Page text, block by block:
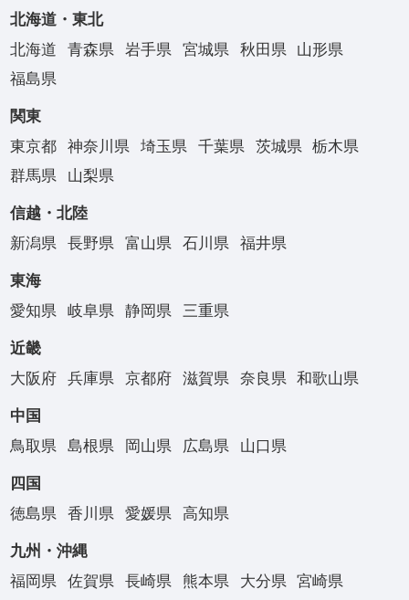
北海道・東北
北海道
青森県 岩手県 宮城県 秋田県
山形県
福島県
関東
東京都
神奈川県 埼玉県 千葉県 茨城県
栃木県
群馬県
山梨県
信越・北陸
新潟県
長野県 富山県 石川県 福井県
東海
愛知県
岐阜県 静岡県 三重県
近畿
大阪府
兵庫県 京都府 滋賀県 奈良県 和歌山県
中国
鳥取県
島根県 岡山県 広島県 山口県
四国
徳島県
香川県 愛媛県 高知県
九州・沖縄
福岡県
佐賀県 長崎県 熊本県 大分県
宮崎県